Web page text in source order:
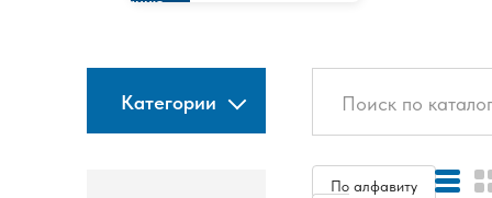
Категории
По алфавиту